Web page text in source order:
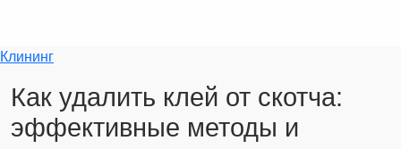
Клининг
Как удалить клей от скотча:
эффективные методы и